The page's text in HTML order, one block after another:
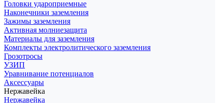
Головки удароприемные
Наконечники заземления
Зажимы заземления
Активная молниезащита
Материалы для заземления
Комплекты электролитического заземления
Грозотросы
УЗИП
Уравнивание потенциалов
Аксессуары
Нержавейка
Нержавейка